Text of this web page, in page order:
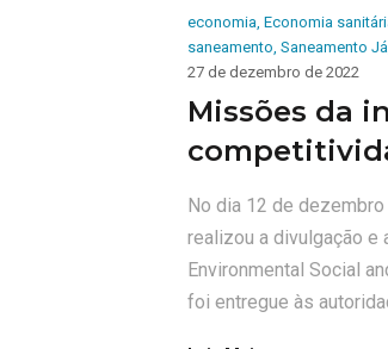
economia, Economia
saneamento, Saneamento Já
27 de dezembro de 2022
Missões da
No dia 12 de
realizou a divulgação e
Environmental Social
foi entregue às